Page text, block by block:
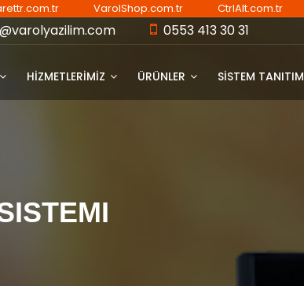
VarolShop.com.tr CtrlAlt.com.tr
0553 413 30 31
HİZMETLERİMİZ ÜRÜNLER SISTEM TANITIM